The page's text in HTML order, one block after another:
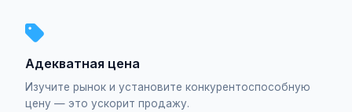
Адекватная цена
Изучите рынок и установите конкурентоспособную
цену — это ускорит продажу.